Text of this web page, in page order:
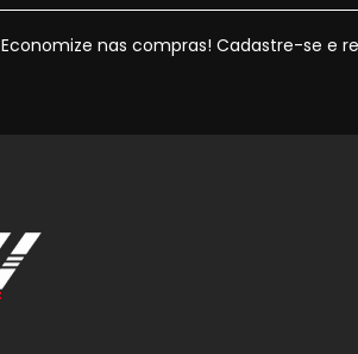
Economize nas compras! Cadastre-se e